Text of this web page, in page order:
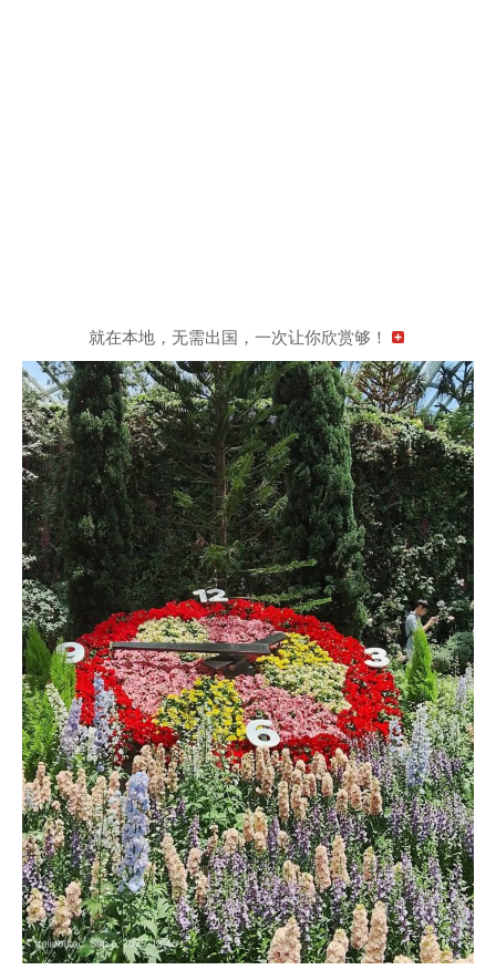
就在本地，无需出国，一次让你欣赏够！